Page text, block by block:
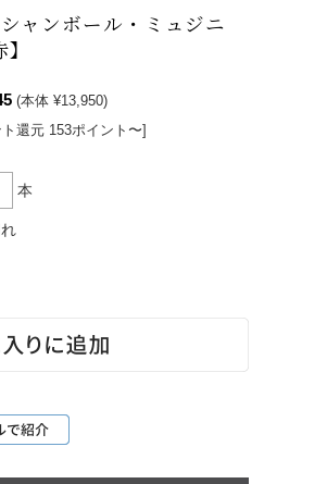
ャンボール・ミュジニ
(本体 ¥13,950)
還元 153ポイント〜]
本